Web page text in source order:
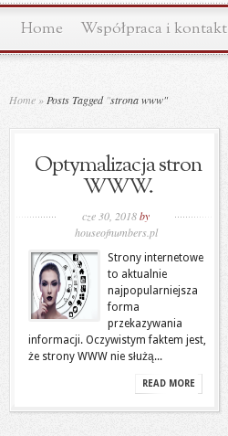
Home Współpraca i kontakt
Home » Posts Tagged "strona www"
Optymalizacja stron
WWW.
cze 30, 2018by
houseofnumbers.pl
Strony internetowe
to aktualnie
najpopularniejsza
forma
przekazywania
informacji. Oczywistym faktem jest,
że strony WWW nie służą...
READ MORE